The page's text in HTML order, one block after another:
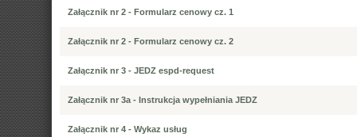
Załącznik nr 2 - Formularz cenowy cz. 1
Załącznik nr 2 - Formularz cenowy cz. 2
Załącznik nr 3 - JEDZ espd-request
Załącznik nr 3a - Instrukcja wypełniania JEDZ
Załącznik nr 4 - Wykaz usług